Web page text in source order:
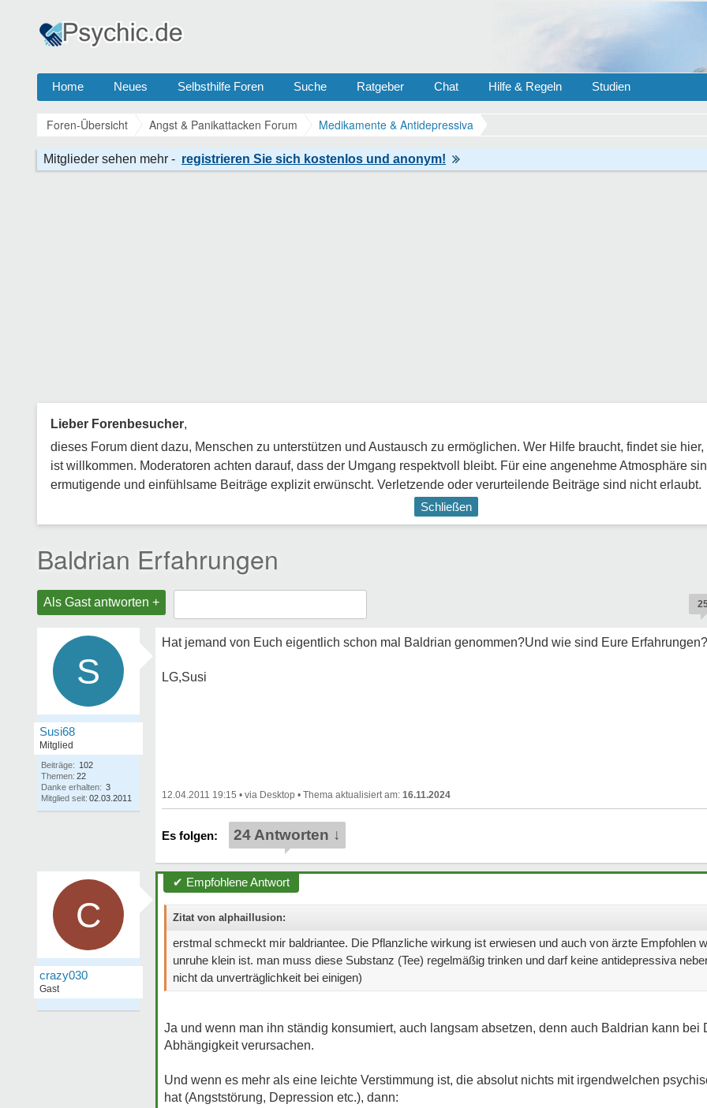
Home Neues Selbsthilfe Foren Suche Ratgeber Chat Hilfe & Regeln Studien
Foren-Übersicht Angst & Panikattacken Forum Medikamente & Antidepressiva
Lieber Forenbesucher,
dieses Forum dient dazu, Menschen zu unterstützen und Austausch zu ermöglichen. Wer Hilfe braucht, findet sie
ist willkommen. Moderatoren achten darauf, dass der Umgang respektvoll bleibt. Für eine angenehme Atmosphäre
ermutigende und einfühlsame Beiträge explizit erwünscht. Verletzende oder verurteilende Beiträge sind nicht erlaubt.
Schließen
Baldrian Erfahrungen
Als Gast antworten +
S
Susi68
Mitglied
Beiträge: 102
Themen: 22
Danke erhalten: 3
Mitglied seit: 02.03.2011
Hat jemand von Euch eigentlich schon mal Baldrian genommen?Und wie sind Eure Erfahrungen?
LG,Susi
12.04.2011 19:15 • • 16.11.2024
24 Antworten ↓
C
crazy030
Gast
✔ Empfohlene Antwort
Zitat von alphaillusion:
erstmal schmeckt mir baldriantee. Die Pflanzliche wirkung ist erwiesen und auch von ärzte Empfohlen
unruhe klein ist. man muss diese Substanz (Tee) regelmäßig trinken und darf keine antidepressiva
nicht da unverträglichkeit bei einigen)
Ja und wenn man ihn ständig konsumiert, auch langsam absetzen, denn auch Baldrian kann bei
Abhängigkeit verursachen.
Und wenn es mehr als eine leichte Verstimmung ist, die absolut nichts mit irgendwelchen
hat (Angststörung, Depression etc.), dann: